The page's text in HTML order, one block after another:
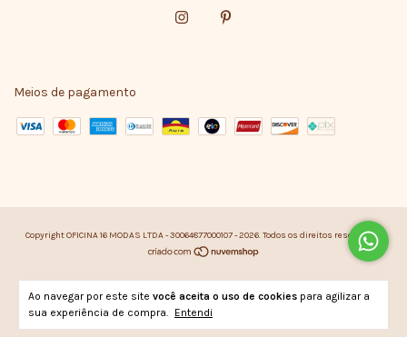
Ao navegar por este site você aceita o uso de cookies para agilizar a
sua experiência de compra. Entendi
Meios de pagamento
Copyright OFICINA 16 MODAS LTDA - 30064877000107 - 2026. Todos os direitos reservados.